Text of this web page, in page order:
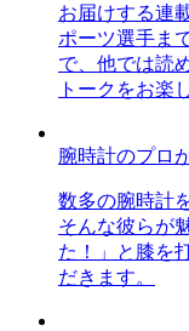
お届けする連
ポーツ選手ま
で、他では読
トークをお楽
腕時計のプロ
数多の腕時計
そんな彼らが
た！」と膝を
だきます。